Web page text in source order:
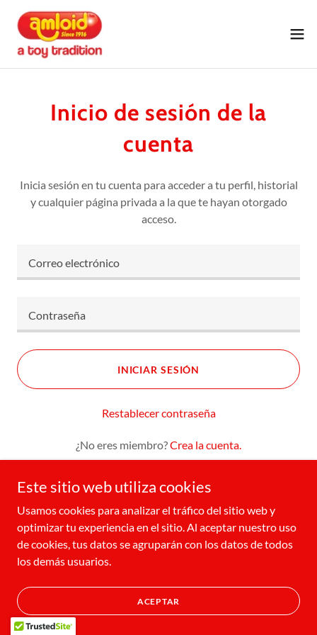
Inicio de sesión de la
cuenta
Inicia sesión en tu cuenta para acceder a tu perfil, historial
y cualquier página privada a la que te hayan otorgado
acceso.
INICIAR SESIÓN
Restablecer contraseña
¿No eres miembro?Crea la cuenta.
Copyright © 2024 Amloid - All Rights Reserved.
Este sitio web utiliza cookies
Usamos cookies para analizar el tráfico del sitio web y
optimizar tu experiencia en el sitio. Al aceptar nuestro uso
de cookies, tus datos se agruparán con los datos de todos
los demás usuarios.
ACEPTAR